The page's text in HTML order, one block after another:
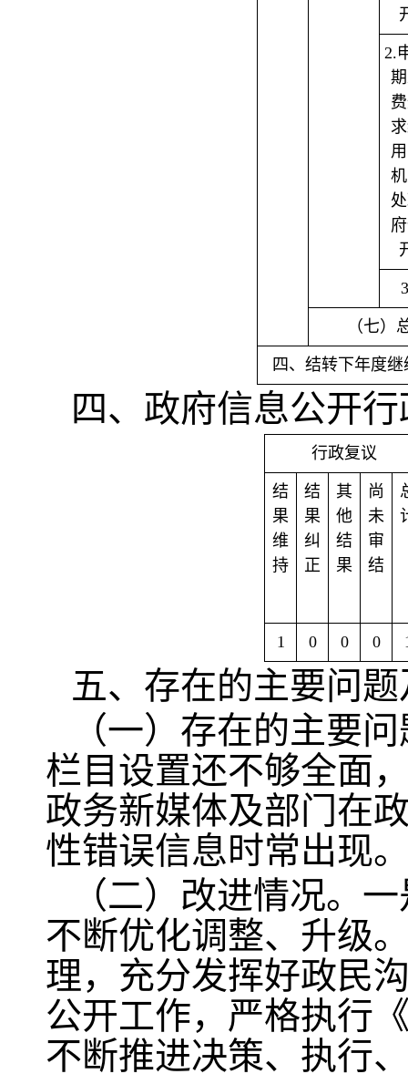
2.
（七）
四、结转下年度继
四、政府信息公开
行政复议
结
果
维
持
结
果
纠
正
其
他
结
果
尚
未
审
结
1 0 0 0
五、存在的主要问
（一）存在的主要
栏目设置还不够全面
政务新媒体及部门在
性错误信息时常出现
（二）改进情况。
不断优化调整、升级
理，充分发挥好政民
公开工作，严格执行
不断推进决策、执行